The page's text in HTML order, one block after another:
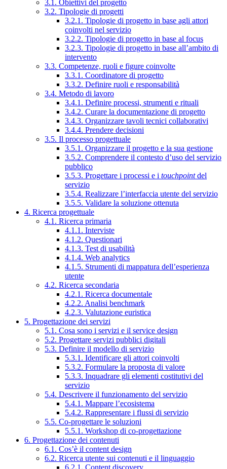
3.1. Obiettivi del progetto
3.2. Tipologie di progetti
3.2.1. Tipologie di progetto in base agli attori
coinvolti nel servizio
3.2.2. Tipologie di progetto in base al focus
3.2.3. Tipologie di progetto in base all’ambito di
intervento
3.3. Competenze, ruoli e figure coinvolte
3.3.1. Coordinatore di progetto
3.3.2. Definire ruoli e responsabilità
3.4. Metodo di lavoro
3.4.1. Definire processi, strumenti e rituali
3.4.2. Curare la documentazione di progetto
3.4.3. Organizzare tavoli tecnici collaborativi
3.4.4. Prendere decisioni
3.5. Il processo progettuale
3.5.1. Organizzare il progetto e la sua gestione
3.5.2. Comprendere il contesto d’uso del servizio
pubblico
3.5.3. Progettare i processi e i touchpointdel
servizio
3.5.4. Realizzare l’interfaccia utente del servizio
3.5.5. Validare la soluzione ottenuta
4. Ricerca progettuale
4.1. Ricerca primaria
4.1.1. Interviste
4.1.2. Questionari
4.1.3. Test di usabilità
4.1.4. Web analytics
4.1.5. Strumenti di mappatura dell’esperienza
utente
4.2. Ricerca secondaria
4.2.1. Ricerca documentale
4.2.2. Analisi benchmark
4.2.3. Valutazione euristica
5. Progettazione dei servizi
5.1. Cosa sono i servizi e il service design
5.2. Progettare servizi pubblici digitali
5.3. Definire il modello di servizio
5.3.1. Identificare gli attori coinvolti
5.3.2. Formulare la proposta di valore
5.3.3. Inquadrare gli elementi costitutivi del
servizio
5.4. Descrivere il funzionamento del servizio
5.4.1. Mappare l’ecosistema
5.4.2. Rappresentare i flussi di servizio
5.5. Co-progettare le soluzioni
5.5.1. Workshop di co-progettazione
6. Progettazione dei contenuti
6.1. Cos’è il content design
6.2. Ricerca utente sui contenuti e il linguaggio
6.2.1. Content discovery